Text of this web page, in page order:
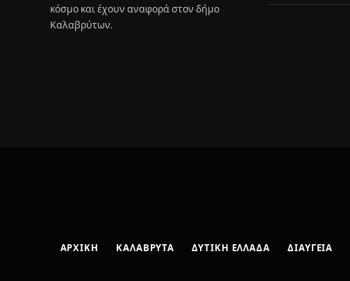
κόσμο και έχουν αναφορά στον δήμο
Καλαβρύτων.
ΑΡΧΙΚΉ ΚΑΛΆΒΡΥΤΑ ΔΥΤΙΚΉ ΕΛΛΆΔΑ ΔΙΑΎΓΕΙΑ